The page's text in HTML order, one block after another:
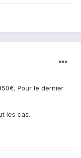
Pour le dernier
les cas.